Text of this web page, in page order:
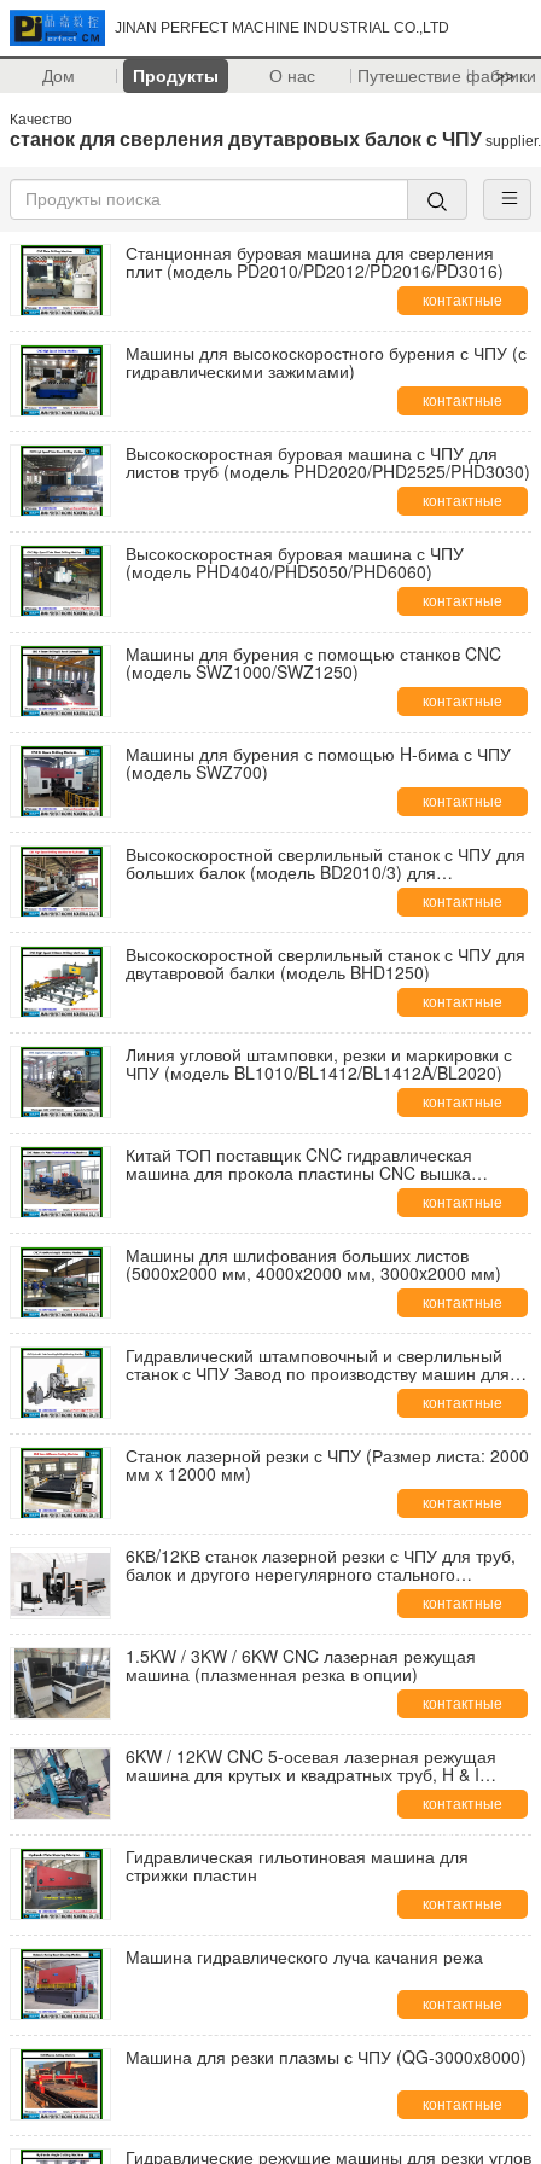
JINAN PERFECT MACHINE INDUSTRIAL CO.,LTD
Дом Продукты О нас Путешествие фабрики
>>
Качество
станок для сверления двутавровых балок с ЧПУ supplier.
Станционная буровая машина для сверления
плит (модель PD2010/PD2012/PD2016/PD3016)
контактные
данные
Машины для высокоскоростного бурения с ЧПУ (с
гидравлическими зажимами)
контактные
данные
Высокоскоростная буровая машина с ЧПУ для
листов труб (модель PHD2020/PHD2525/PHD3030)
контактные
данные
Высокоскоростная буровая машина с ЧПУ
(модель PHD4040/PHD5050/PHD6060)
контактные
данные
Машины для бурения с помощью станков CNC
(модель SWZ1000/SWZ1250)
контактные
данные
Машины для бурения с помощью H-бима с ЧПУ
(модель SWZ700)
контактные
данные
Высокоскоростной сверлильный станок с ЧПУ для
больших балок (модель BD2010/3) для
контактные
данные
Высокоскоростной сверлильный станок с ЧПУ для
двутавровой балки (модель BHD1250)
контактные
данные
Линия угловой штамповки, резки и маркировки с
ЧПУ (модель BL1010/BL1412/BL1412A/BL2020)
контактные
данные
Китай ТОП поставщик CNC гидравлическая
машина для прокола пластины CNC вышка
контактные
данные
Машины для шлифования больших листов
(5000x2000 мм, 4000x2000 мм, 3000x2000 мм)
контактные
данные
Гидравлический штамповочный и сверлильный
станок с ЧПУ Завод по производству машин для
производства железных башен в Китае (PPD103)
контактные
данные
Станок лазерной резки с ЧПУ (Размер листа: 2000
мм x 12000 мм)
контактные
данные
6КВ/12КВ станок лазерной резки с ЧПУ для труб,
балок и другого нерегулярного стального
контактные
данные
1.5KW / 3KW / 6KW CNC лазерная режущая
машина (плазменная резка в опции)
контактные
данные
6KW / 12KW CNC 5-осевая лазерная режущая
машина для крутых и квадратных труб, H & I
контактные
данные
Гидравлическая гильотиновая машина для
стрижки пластин
контактные
данные
Машина гидравлического луча качания режа
контактные
данные
Машина для резки плазмы с ЧПУ (QG-3000x8000)
контактные
данные
Гидравлические режущие машины для резки углов